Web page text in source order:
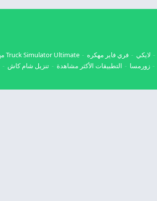
لايكي فري فاير مهكره Truck Simulator Ultimate مهكره
زورمسا التطبيقات الأكثر مشاهدة تنزيل شام كاش